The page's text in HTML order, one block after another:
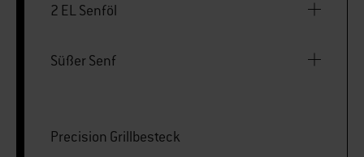
2 EL Senföl
Süßer Senf
Precision Grillbesteck